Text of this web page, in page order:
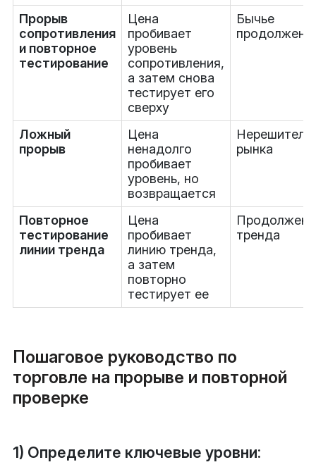
Прорыв
сопротивления
и повторное
тестирование
Цена
пробивает
уровень
сопротивления,
а затем снова
тестирует его
сверху
Бычье
Ложный
прорыв
Цена
ненадолго
пробивает
уровень, но
возвращается
рынка
Повторное
тестирование
линии тренда
Цена
пробивает
линию тренда,
а затем
повторно
тестирует ее
тренда
Пошаговое руководство по
торговле на прорыве и повторной
проверке
1) Определите ключевые уровни: